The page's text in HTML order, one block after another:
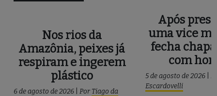
Nos rios da
Amazônia, peixes já
respiram e ingerem
plástico
6 de agosto de 2026 Por Tiago da
Após
uma vice
fecha
com
5 de agosto de 2026
Escardovelli